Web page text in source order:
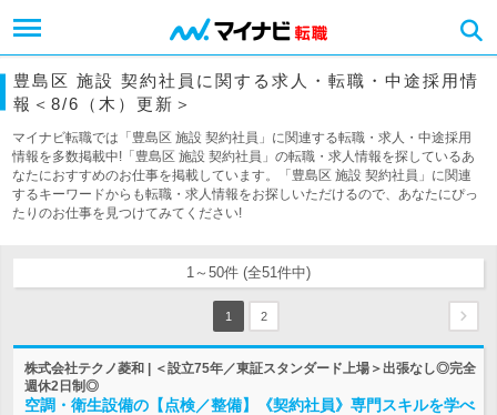
豊島区 施設 契約社員に関する求人・転職・中途採用情
報＜8/6（木）更新＞
マイナビ転職では「豊島区 施設 契約社員」に関連する転職・求人・中途採用
情報を多数掲載中!「豊島区 施設 契約社員」の転職・求人情報を探しているあ
なたにおすすめのお仕事を掲載しています。「豊島区 施設 契約社員」に関連
するキーワードからも転職・求人情報をお探しいただけるので、あなたにぴっ
たりのお仕事を見つけてみてください!
1～50件 (全51件中)
1 2
株式会社テクノ菱和 | ＜設立75年／東証スタンダード上場＞出張なし◎完全
週休2日制◎
空調・衛生設備の【点検／整備】《契約社員》専門スキルを学べ